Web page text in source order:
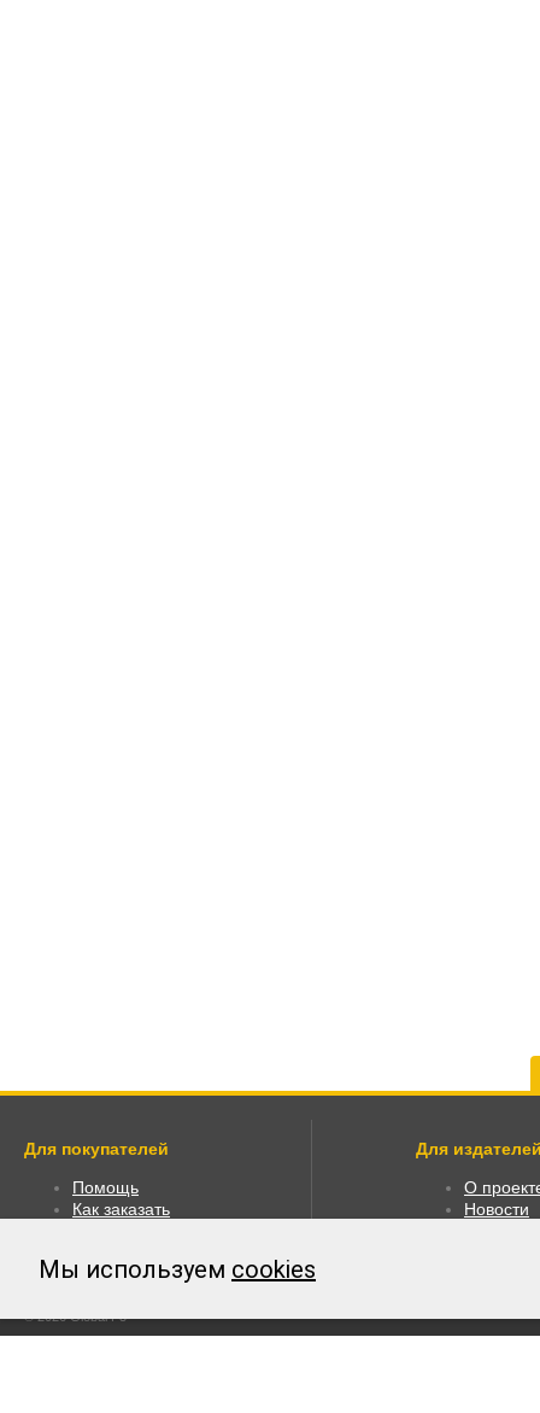
Для покупателей
Помощь
Как заказать
Оплата
Для
О
Новости
© 2026 Global F5
Мы используем cookies